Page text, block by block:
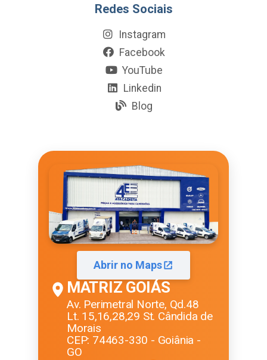
Redes Sociais
Instagram
Facebook
YouTube
Linkedin
Blog
Abrir no Maps
MATRIZ GOIÁS
Av. Perimetral Norte, Qd.48
Lt. 15,16,28,29 St. Cândida de
Morais
CEP: 74463-330 - Goiânia -
GO